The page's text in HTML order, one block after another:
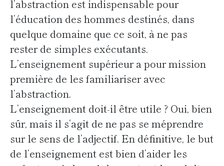
l’abstraction est indispensable pour
l’éducation des hommes destinés, dans
quelque domaine que ce soit, à ne pas
rester de simples exécutants.
L’enseignement supérieur a pour mission
première de les familiariser avec
l’abstraction.
L’enseignement doit-il être utile ? Oui, bien
sûr, mais il s’agit de ne pas se méprendre
sur le sens de l’adjectif. En définitive, le but
de l’enseignement est bien d’aider les